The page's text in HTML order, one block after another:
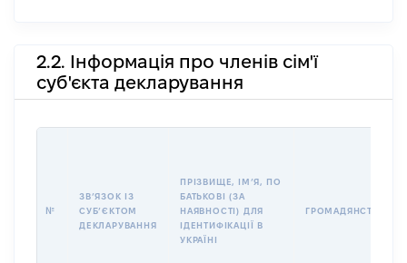
2.2. Інформація про членів сім'ї
суб'єкта декларування
№
ЗВʼЯЗОК ІЗ
СУБʼЄКТОМ
ДЕКЛАРУВАННЯ
ПРІЗВИЩЕ, ІМʼЯ, ПО
БАТЬКОВІ (ЗА
НАЯВНОСТІ) ДЛЯ
ІДЕНТИФІКАЦІЇ В
УКРАЇНІ
ГРОМАДЯНСТВО